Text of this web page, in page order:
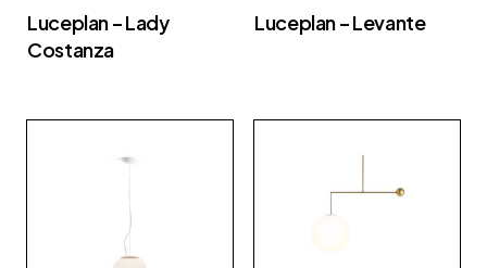
Luceplan – Lady
Costanza
Luceplan – Levante